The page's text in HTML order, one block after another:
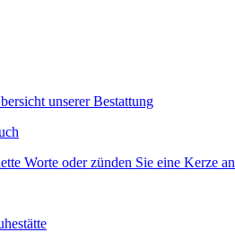
unserer Bestattung
Worte oder zünden Sie eine Kerze an